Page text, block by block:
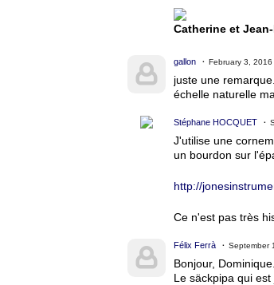
Catherine et
gallon February 3,
juste une
échelle naturelle
Stéphane HOCQUET
J'utilise une
un bourdon sur
http://
Ce n'est pas très
Félix Ferrà September
Bonjour, Dominique.
Le säckpipa qui